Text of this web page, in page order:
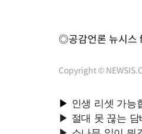
◎공감언론 뉴시스
Copyright ©